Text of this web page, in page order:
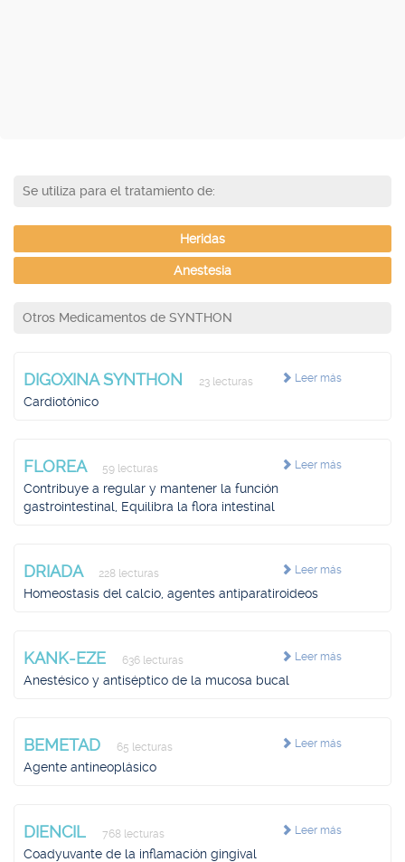
Se utiliza para el tratamiento de:
Heridas
Anestesia
Otros Medicamentos de SYNTHON
Leer más
DIGOXINA SYNTHON 23 lecturas
Cardiotónico
Leer más
FLOREA 59 lecturas
Contribuye a regular y mantener la función
gastrointestinal, Equilibra la flora intestinal
Leer más
DRIADA 228 lecturas
Homeostasis del calcio, agentes antiparatiroideos
Leer más
KANK-EZE 636 lecturas
Anestésico y antiséptico de la mucosa bucal
Leer más
BEMETAD 65 lecturas
Agente antineoplásico
Leer más
DIENCIL 768 lecturas
Coadyuvante de la inflamación gingival